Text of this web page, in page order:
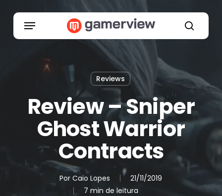
search
Menu
Reviews
Review – Sniper
Ghost Warrior
Contracts
Por Caio Lopes
21/11/2019
7 min de leitura